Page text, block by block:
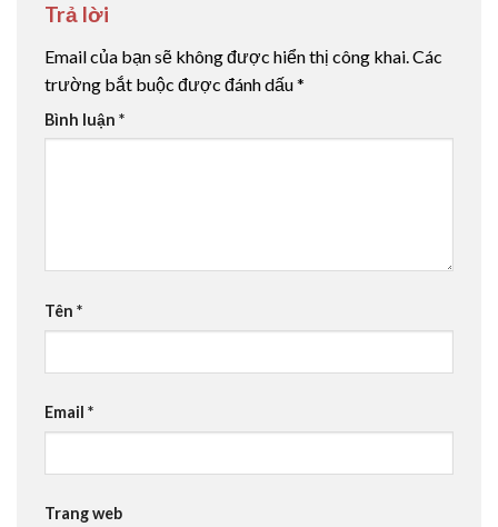
Trả lời
Email của bạn sẽ không được hiển thị công khai. Các
trường bắt buộc được đánh dấu*
Bình luận *
Tên *
Email *
Trang web